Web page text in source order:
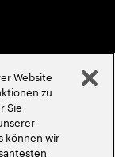
Website
zu
Sie
können wir